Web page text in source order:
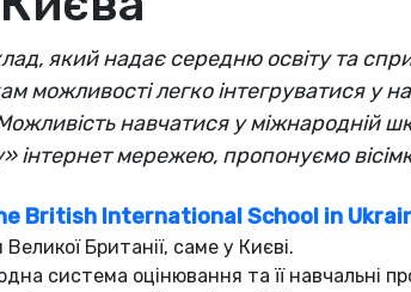
який надає середню освіту та
можливості легко інтегруватися у
навчатися у міжнародній
інтернет мережею, пропонуємо
British International School in
Британії, саме у Києві.
система оцінювання та її навчальні